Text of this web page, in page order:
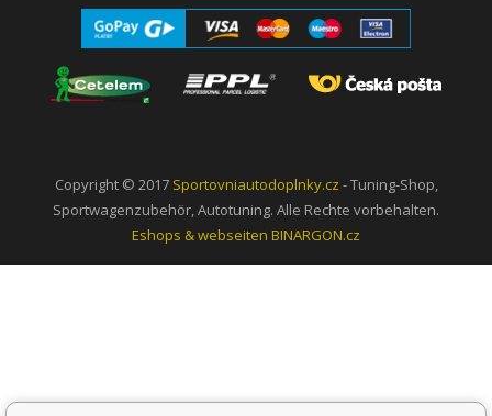
Copyright © 2017 Sportovniautodoplnky.cz - Tuning-Shop,
Sportwagenzubehör, Autotuning. Alle Rechte vorbehalten.
Eshops & webseiten BINARGON.cz